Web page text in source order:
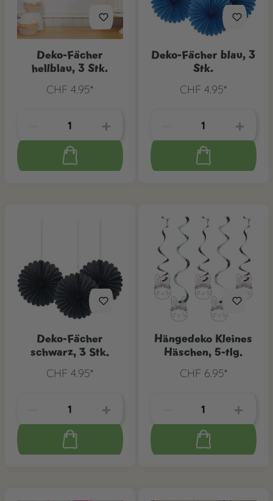
Deko-Fächer
hellblau, 3 Stk.
CHF 4.95*
Deko-Fächer blau, 3
Stk.
CHF 4.95*
Deko-Fächer
schwarz, 3 Stk.
CHF 4.95*
Hängedeko Kleines
Häschen, 5-tlg.
CHF 6.95*